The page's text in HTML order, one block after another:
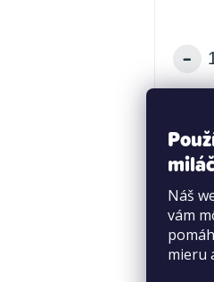
Náš
vám
mieru